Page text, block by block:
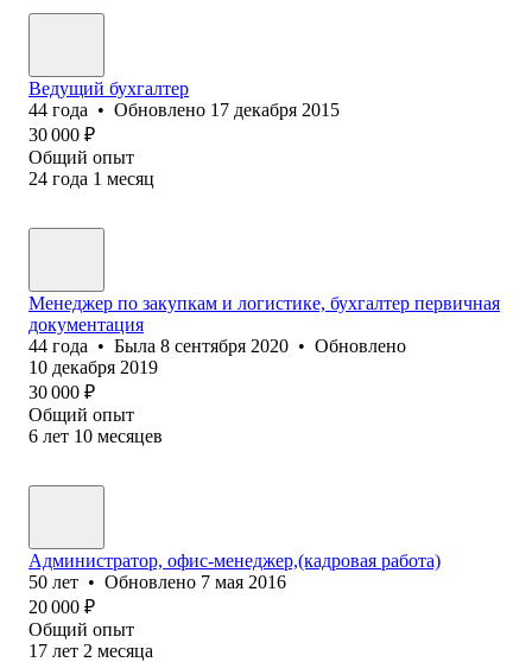
Ведущий бухгалтер
44 года • Обновлено 17 декабря 2015
30 000 ₽
Общий опыт
24 года 1 месяц
Менеджер по закупкам и логистике, бухгалтер первичная
документация
44 года • Была 8 сентября 2020 • Обновлено
10 декабря 2019
30 000 ₽
Общий опыт
6 лет 10 месяцев
Администратор, офис-менеджер,(кадровая работа)
50 лет • Обновлено 7 мая 2016
20 000 ₽
Общий опыт
17 лет 2 месяца